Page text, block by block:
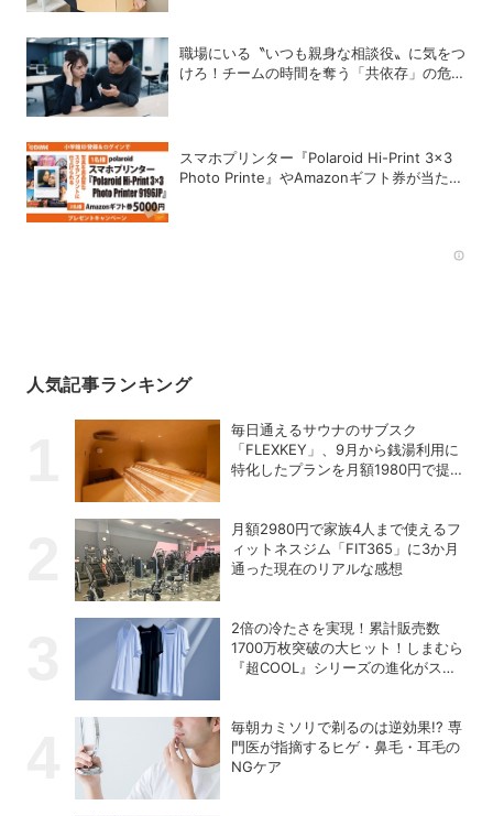
職場にいる〝いつも親身な相談役〟に気をつ
けろ！チームの時間を奪う「共依存」の危険
スマホプリンター『Polaroid Hi-Print 3×3
Photo Printe』やAmazonギフト券が当た
人気記事ランキング
毎日通えるサウナのサブスク
「FLEXKEY」、9月から銭湯利用に
特化したプランを月額1980円で提供
月額2980円で家族4人まで使えるフ
ィットネスジム「FIT365」に3か月
通った現在のリアルな感想
2倍の冷たさを実現！累計販売数
1700万枚突破の大ヒット！しまむら
『超COOL』シリーズの進化がスゴ
毎朝カミソリで剃るのは逆効果!? 専
門医が指摘するヒゲ・鼻毛・耳毛の
NGケア